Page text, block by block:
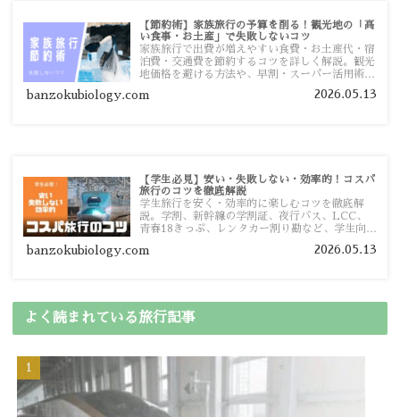
【節約術】家族旅行の予算を削る！観光地の「高
い食事・お土産」で失敗しないコツ
家族旅行で出費が増えやすい食費・お土産代・宿
泊費・交通費を節約するコツを詳しく解説。観光
地価格を避ける方法や、早割・スーパー活用術、
banzokubiology.com 2026.05.13
【学生必見】安い・失敗しない・効率的！コスパ
旅行のコツを徹底解説
学生旅行を安く・効率的に楽しむコツを徹底解
説。学割、新幹線の学割証、夜行バス、LCC、
青春18きっぷ、レンタカー割り勘など、学生向け
banzokubiology.com 2026.05.13
よく読まれている旅行記事